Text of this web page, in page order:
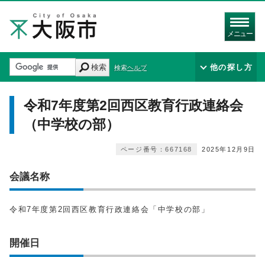
メニュー
検索 検索ヘルプ 他の探し方
令和7年度第2回西区教育行政連絡会
（中学校の部）
2025年12月9日
ページ番号：667168
会議名称
令和7年度第2回西区教育行政連絡会「中学校の部」
開催日